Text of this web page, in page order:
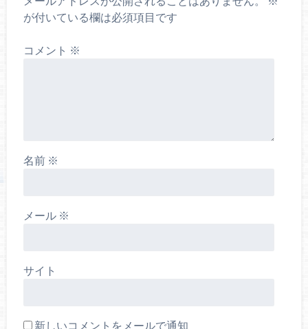
が付いている欄は必須項目です
コメント ※
名前 ※
メール ※
サイト
新しいコメントをメールで通知